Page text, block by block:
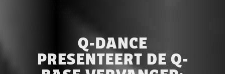
Q-DANCE
PRESENTEERT DE Q-